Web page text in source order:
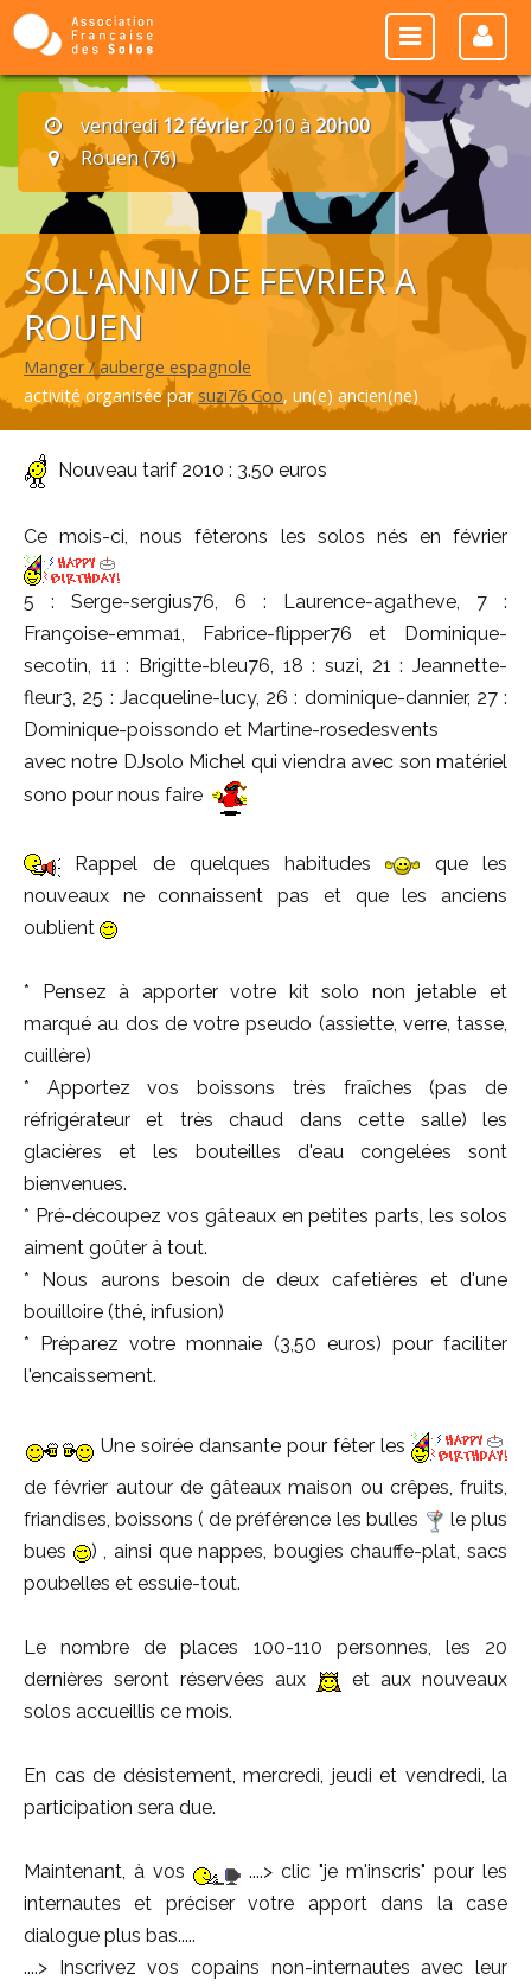
vendredi 12 février2010 à20h00
Rouen (76)
SOL'ANNIV DE FEVRIER A
ROUEN
Manger / auberge espagnole
activité organisée par suzi76 Coo, un(e) ancien(ne)
Nouveau tarif 2010 : 3.50 euros
Ce mois-ci, nous fêterons les solos nés en février
5 : Serge-sergius76, 6 : Laurence-agatheve, 7 :
Françoise-emma1, Fabrice-flipper76 et Dominique-
secotin, 11 : Brigitte-bleu76, 18 : suzi, 21 : Jeannette-
fleur3, 25 : Jacqueline-lucy, 26 : dominique-dannier, 27 :
Dominique-poissondo et Martine-rosedesvents
avec notre DJsolo Michel qui viendra avec son matériel
sono pour nous faire
Rappel de quelques habitudes
que les
nouveaux ne connaissent pas et que les anciens
oublient
* Pensez à apporter votre kit solo non jetable et
marqué au dos de votre pseudo (assiette, verre, tasse,
cuillère)
* Apportez vos boissons très fraîches (pas de
réfrigérateur et très chaud dans cette salle) les
glacières et les bouteilles d'eau congelées sont
bienvenues.
* Pré-découpez vos gâteaux en petites parts, les solos
aiment goûter à tout.
* Nous aurons besoin de deux cafetières et d'une
bouilloire (thé, infusion)
* Préparez votre monnaie (3,50 euros) pour faciliter
l'encaissement.
Une soirée dansante pour fêter les
de février autour de gâteaux maison ou crêpes, fruits,
friandises, boissons ( de préférence les bulles
le plus
bues
) , ainsi que nappes, bougies chauffe-plat, sacs
poubelles et essuie-tout.
Le nombre de places 100-110 personnes, les 20
dernières seront réservées aux
et aux nouveaux
solos accueillis ce mois.
En cas de désistement, mercredi, jeudi et vendredi, la
participation sera due.
Maintenant, à vos
....> clic "je m'inscris" pour les
internautes et préciser votre apport dans la case
dialogue plus bas.....
....> Inscrivez vos copains non-internautes avec leur